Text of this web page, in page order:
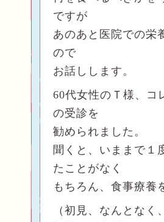
ですが
あのあと医院での栄
ので
お話しします。
60代女性のＴ様、コ
の受診を
勧められました。
聞くと、いままで１
たことがなく
もちろん、食事療養
（初見、なんとな